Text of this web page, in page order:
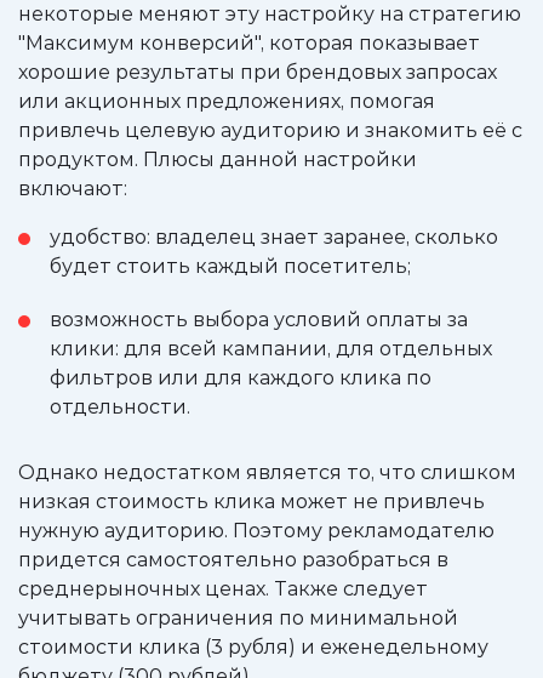
некоторые меняют эту настройку на стратегию
"Максимум конверсий", которая показывает
хорошие результаты при брендовых запросах
или акционных предложениях, помогая
привлечь целевую аудиторию и знакомить её с
продуктом. Плюсы данной настройки
включают:
удобство: владелец знает заранее, сколько
будет стоить каждый посетитель;
возможность выбора условий оплаты за
клики: для всей кампании, для отдельных
фильтров или для каждого клика по
отдельности.
Однако недостатком является то, что слишком
низкая стоимость клика может не привлечь
нужную аудиторию. Поэтому рекламодателю
придется самостоятельно разобраться в
среднерыночных ценах. Также следует
учитывать ограничения по минимальной
стоимости клика (3 рубля) и еженедельному